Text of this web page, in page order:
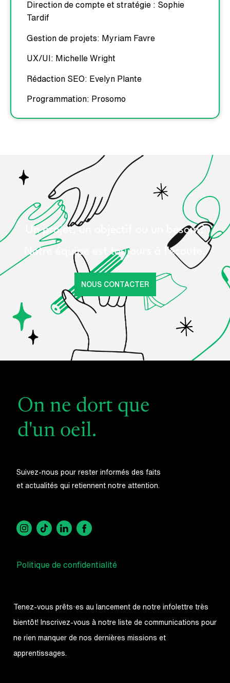
Direction de compte et stratégie : Sophie
Tardif
Gestion de projets: Myriam Favre
UX/UI: Michelle Wright
Rédaction SEO: Evelyn Plante
Programmation: Prosomo
Un projet, un objectif ou un besoin?
Notre équipe est toujours à l'écoute.
NOUS CONTACTER
On ne dort que
d'un oeil.
Suivez-nous pour rester informés des faits
et actualités qui retiennent notre attention.
Politique de confidentialité
Tenez-vous prêts·es au lancement de notre infolettre très
bientôt! Inscrivez-vous à notre liste de communications pour
ne rien manquer de nos dernières missions et
apprentissages.